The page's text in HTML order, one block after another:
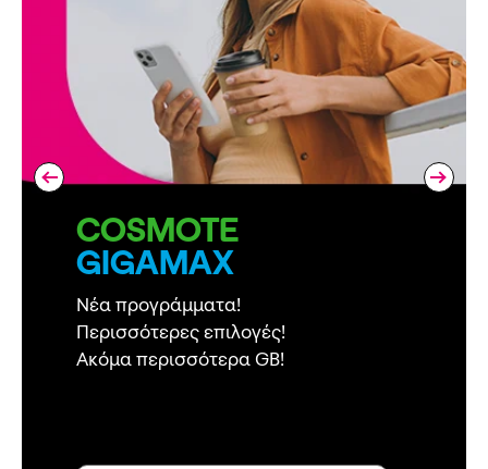
COSMOTE
GIGAMAX
Νέα προγράμματα!
Περισσότερες επιλογές!
Ακόμα περισσότερα GB!